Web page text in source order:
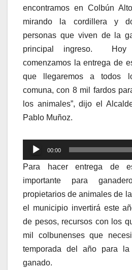
encontramos en Colbún
mirando la cordillera y
personas que viven de la
principal ingreso.
comenzamos la entrega de
que llegaremos a todos
comuna, con 8 mil fardos
los animales”, dijo el
Pablo Muñoz.
Reproductor
de
00:00
Para hacer entrega de
importante para
propietarios de animales de
el municipio invertirá este
de pesos, recursos con los
mil colbunenses que
temporada del año para
ganado.